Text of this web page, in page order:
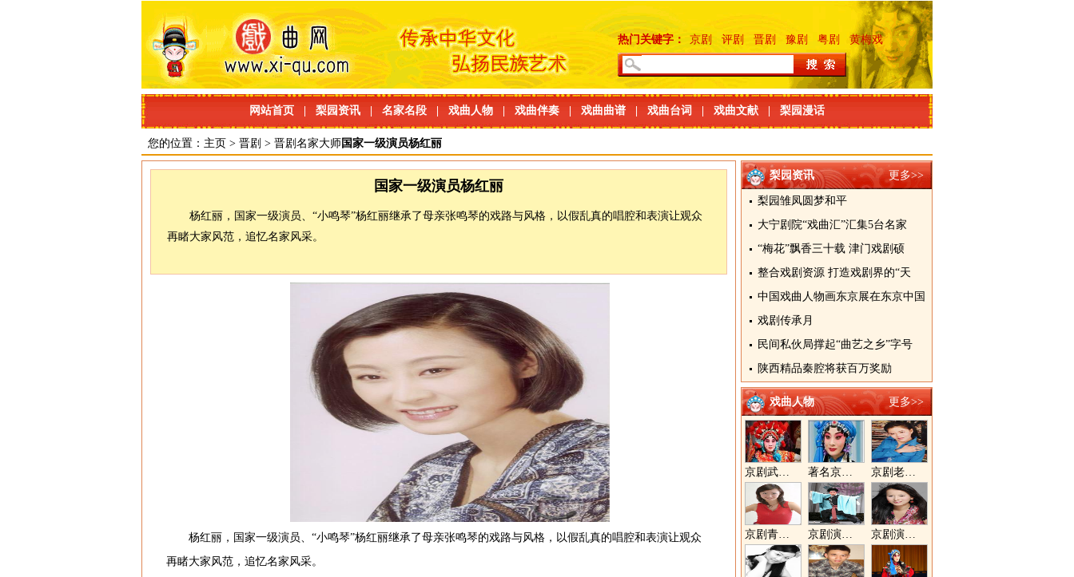
热门关键字： 京剧 评剧 晋剧 豫剧 粤剧 黄梅戏
网站首页 梨园资讯 名家名段 戏曲人物 戏曲伴奏 戏曲曲谱 戏曲台词 戏曲文献 梨园漫话
您的位置： 主页 > 晋剧 > 晋剧名家大师 国家一级演员杨红丽
国家一级演员杨红丽
杨红丽，国家一级演员、“小鸣琴”杨红丽继承了母亲张鸣琴的戏路与风格，以假乱真的唱腔和表演让观众
再睹大家风范，追忆名家风采。
杨红丽，国家一级演员、“小鸣琴”杨红丽继承了母亲张鸣琴的戏路与风格，以假乱真的唱腔和表演让观众
再睹大家风范，追忆名家风采。
更多>>
梨园资讯
梨园雏凤圆梦和平
大宁剧院“戏曲汇”汇集5台名家
“梅花”飘香三十载 津门戏剧硕
整合戏剧资源 打造戏剧界的“天
中国戏曲人物画东京展在东京中国
戏剧传承月
民间私伙局撑起“曲艺之乡”字号
陕西精品秦腔将获百万奖励
更多>>
戏曲人物
京剧武旦演员李静文 著名京剧演员李海燕 京剧老生演员胡晓楠
京剧青衣演员周利 京剧演员郝帅 京剧演员王奕戈